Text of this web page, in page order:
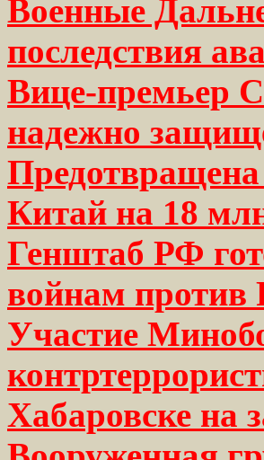
Военные
последствия
Вице-премьер
надежно
Предотвращена
Китай на 18
Генштаб РФ
войнам против
Участие
Хабаровске на